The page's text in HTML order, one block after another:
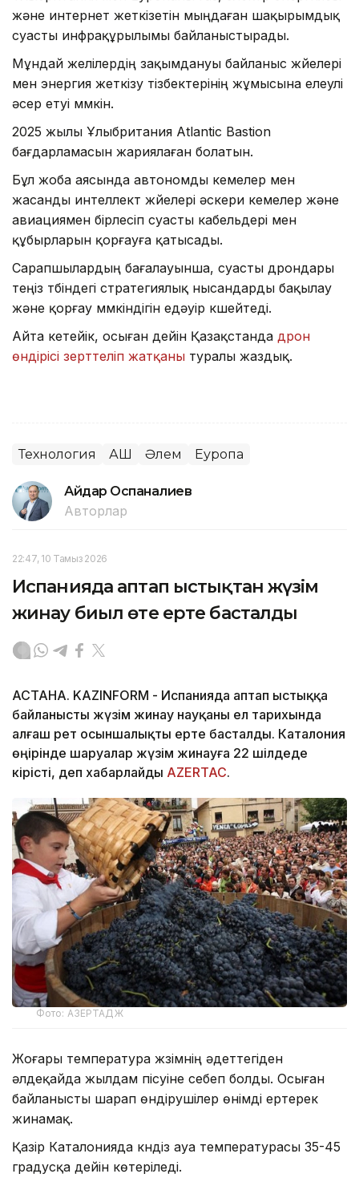
және интернет жеткізетін мыңдаған шақырымдық
суасты инфрақұрылымы байланыстырады.
Мұндай желілердің зақымдануы байланыс жүйелері
мен энергия жеткізу тізбектерінің жұмысына елеулі
әсер етуі мүмкін.
2025 жылы Ұлыбритания Atlantic Bastion
бағдарламасын жариялаған болатын.
Бұл жоба аясында автономды кемелер мен
жасанды интеллект жүйелері әскери кемелер және
авиациямен бірлесіп суасты кабельдері мен
құбырларын қорғауға қатысады.
Сарапшылардың бағалауынша, суасты дрондары
теңіз түбіндегі стратегиялық нысандарды бақылау
және қорғау мүмкіндігін едәуір күшейтеді.
Айта кетейік, осыған дейін Қазақстанда дрон
өндірісі зерттеліп жатқаны туралы жаздық.
Технология АҚШ Әлем Еуропа
Айдар Оспаналиев
Авторлар
22:47, 10 Тамыз 2026
Испанияда аптап ыстықтан жүзім
жинау биыл өте ерте басталды
АСТАНА. KAZINFORM - Испанияда аптап ыстыққа
байланысты жүзім жинау науқаны ел тарихында
алғаш рет осыншалықты ерте басталды. Каталония
өңірінде шаруалар жүзім жинауға 22 шілдеде
кірісті, деп хабарлайды AZERTAC.
Фото: АЗЕРТАДЖ
Жоғары температура жүзімнің әдеттегіден
әлдеқайда жылдам пісуіне себеп болды. Осыған
байланысты шарап өндірушілер өнімді ертерек
жинамақ.
Қазір Каталонияда күндіз ауа температурасы 35-45
градусқа дейін көтеріледі.